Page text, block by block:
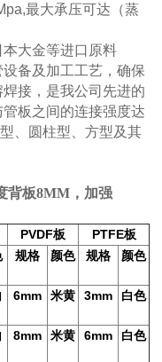
最大承压可达（蒸
大金等进口原料
设备及加工工艺，确保
接，是我公司先进的
板之间的连接强度达
、圆柱型、方型及其
背板8MM，加强
PVDF板 PTFE板
规格 颜色 规格 颜色
6mm 米黄 3mm 白色
8mm 米黄 6mm 白色